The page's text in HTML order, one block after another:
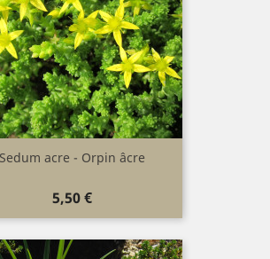
Sedum acre - Orpin âcre
Prix
5,50 €